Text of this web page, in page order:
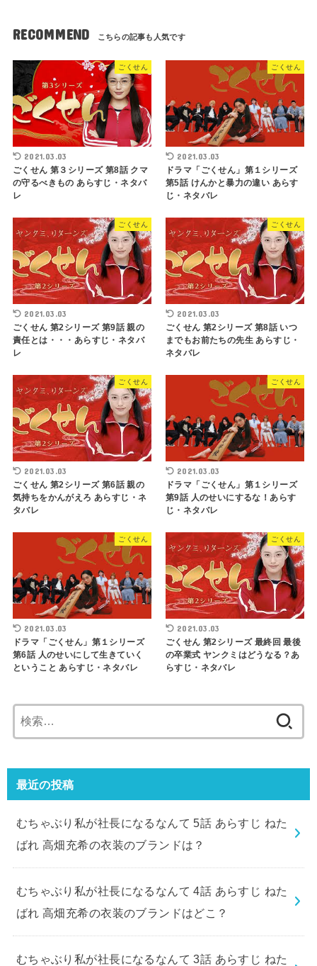
RECOMMEND
ごくせん
2021.03.03
ごくせん 第３シリーズ 第8話 クマ
の守るべきもの あらすじ・ネタバ
レ
ごくせん
2021.03.03
ドラマ「ごくせん」第１シリーズ
第5話 けんかと暴力の違い あらす
じ・ネタバレ
ごくせん
2021.03.03
ごくせん 第2シリーズ 第9話 親の
責任とは・・・あらすじ・ネタバ
レ
ごくせん
2021.03.03
ごくせん 第2シリーズ 第8話 いつ
までもお前たちの先生 あらすじ・
ネタバレ
ごくせん
2021.03.03
ごくせん 第2シリーズ 第6話 親の
気持ちをかんがえろ あらすじ・ネ
タバレ
ごくせん
2021.03.03
ドラマ「ごくせん」第１シリーズ
第9話 人のせいにするな！あらす
じ・ネタバレ
ごくせん
2021.03.03
ドラマ「ごくせん」第１シリーズ
第6話 人のせいにして生きていく
ということ あらすじ・ネタバレ
ごくせん
2021.03.03
ごくせん 第2シリーズ 最終回 最後
の卒業式 ヤンクミはどうなる？あ
らすじ・ネタバレ
索:
最近の投稿
むちゃぶり私が社長になるなんて 5話 あらすじ ねた
ばれ 高畑充希の衣装のブランドは？
むちゃぶり私が社長になるなんて 4話 あらすじ ねた
ばれ 高畑充希の衣装のブランドはどこ？
むちゃぶり私が社長になるなんて 3話 あらすじ ねた